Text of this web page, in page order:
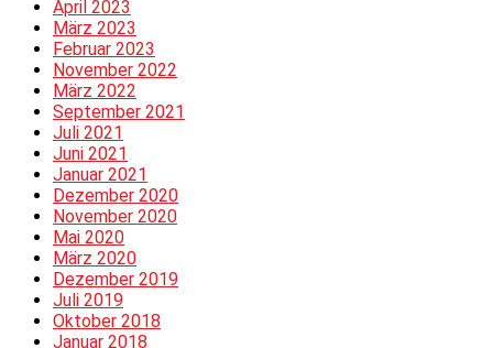
April 2023
März 2023
Februar 2023
November 2022
März 2022
September 2021
Juli 2021
Juni 2021
Januar 2021
Dezember 2020
November 2020
Mai 2020
März 2020
Dezember 2019
Juli 2019
Oktober 2018
Januar 2018